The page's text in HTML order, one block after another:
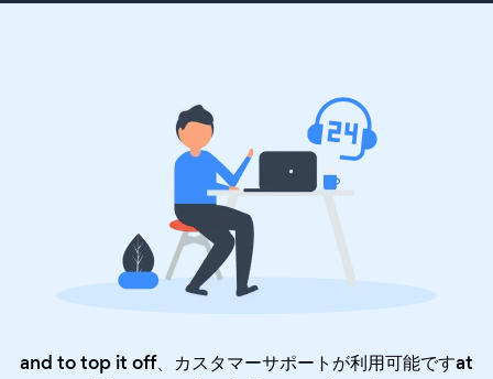
and to top it off、カスタマーサポートが利用可能ですat